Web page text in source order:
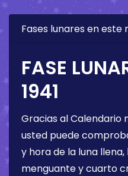
Fases lunares en este
FASE
1941
Gracias al Calendario
usted puede
y hora de la luna
menguante y cuarto